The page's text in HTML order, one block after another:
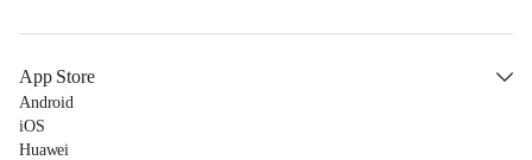
App Store
Android
iOS
Huawei